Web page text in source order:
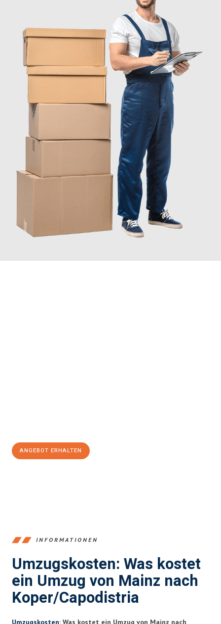
ANGEBOT ERHALTEN
INFORMATIONEN
Umzugskosten: Was kostet
ein Umzug von Mainz nach
Koper/Capodistria
Umzugskosten: Was kostet ein Umzug von Mainz nach